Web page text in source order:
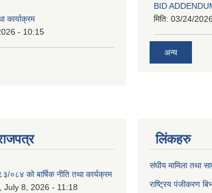
कार्याक्रम
- 10:15
BID
मिति: 03/24/
अन्य
०८४ को बार्षिक नीति तथा कार्यक्रम
July 8, 2026 - 11:18
लिंकहरु
संघीय मामिला तथा
राष्ट्रिय पंजीकरण